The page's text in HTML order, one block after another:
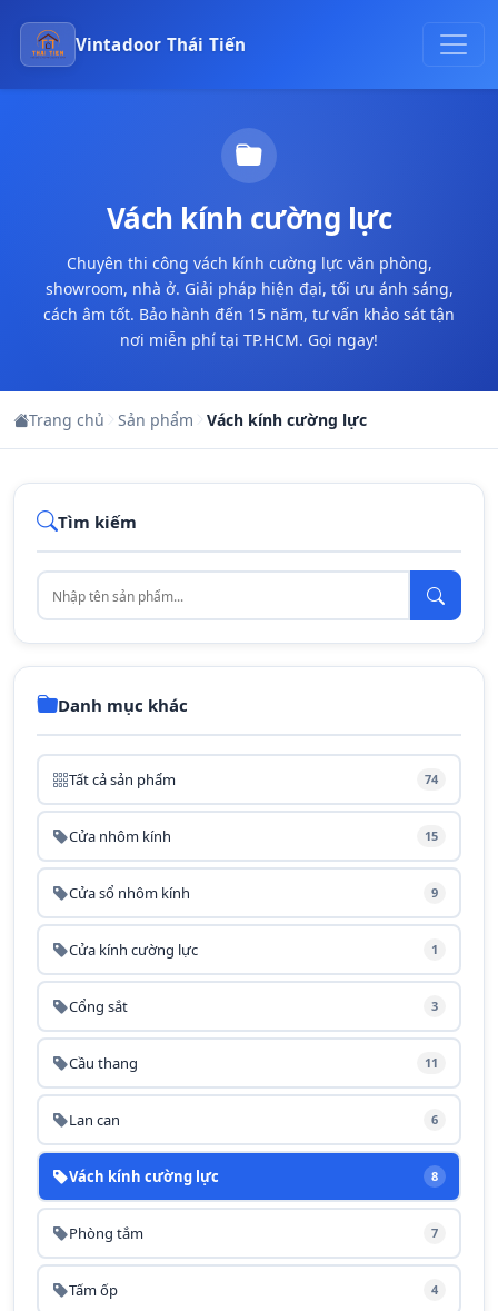
Vintadoor Thái Tiến
Vách kính cường lực
Chuyên thi công vách kính cường lực văn phòng,
showroom, nhà ở. Giải pháp hiện đại, tối ưu ánh sáng,
cách âm tốt. Bảo hành đến 15 năm, tư vấn khảo sát tận
nơi miễn phí tại TP.HCM. Gọi ngay!
Trang chủ Sản phẩm Vách kính cường lực
Tìm kiếm
Danh mục khác
Tất cả sản phẩm 74
Cửa nhôm kính 15
Cửa sổ nhôm kính 9
Cửa kính cường lực 1
Cổng sắt 3
Cầu thang 11
Lan can 6
Vách kính cường lực 8
Phòng tắm 7
Tấm ốp 4